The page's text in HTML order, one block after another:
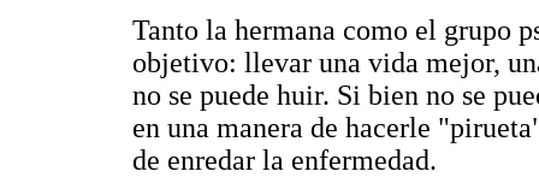
Tanto la hermana como el grupo
objetivo: llevar una vida mejor,
no se puede huir. Si bien no se
en una manera de hacerle
de enredar la enfermedad.